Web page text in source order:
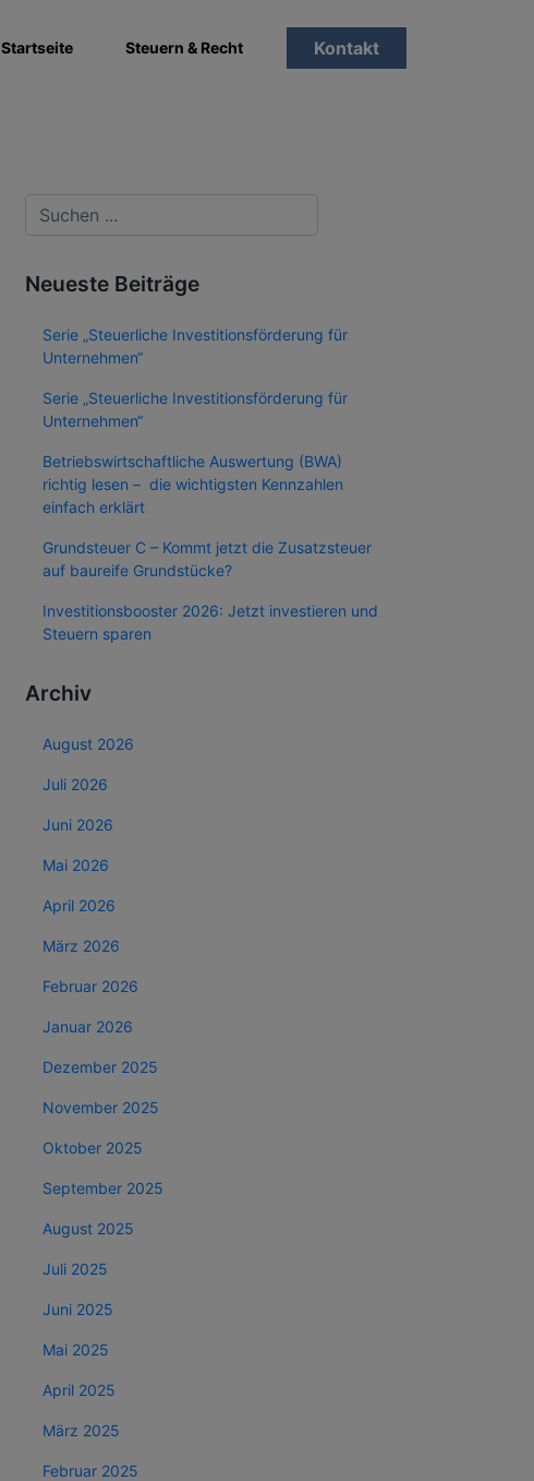
Startseite Steuern & Recht Kontakt
Neueste Beiträge
Serie „Steuerliche Investitionsförderung für
Unternehmen“
Serie „Steuerliche Investitionsförderung für
Unternehmen“
Betriebswirtschaftliche Auswertung (BWA)
richtig lesen – die wichtigsten Kennzahlen
einfach erklärt
Grundsteuer C – Kommt jetzt die Zusatzsteuer
auf baureife Grundstücke?
Investitionsbooster 2026: Jetzt investieren und
Steuern sparen
Archiv
August 2026
Juli 2026
Juni 2026
Mai 2026
April 2026
März 2026
Februar 2026
Januar 2026
Dezember 2025
November 2025
Oktober 2025
September 2025
August 2025
Juli 2025
Juni 2025
Mai 2025
April 2025
März 2025
Februar 2025